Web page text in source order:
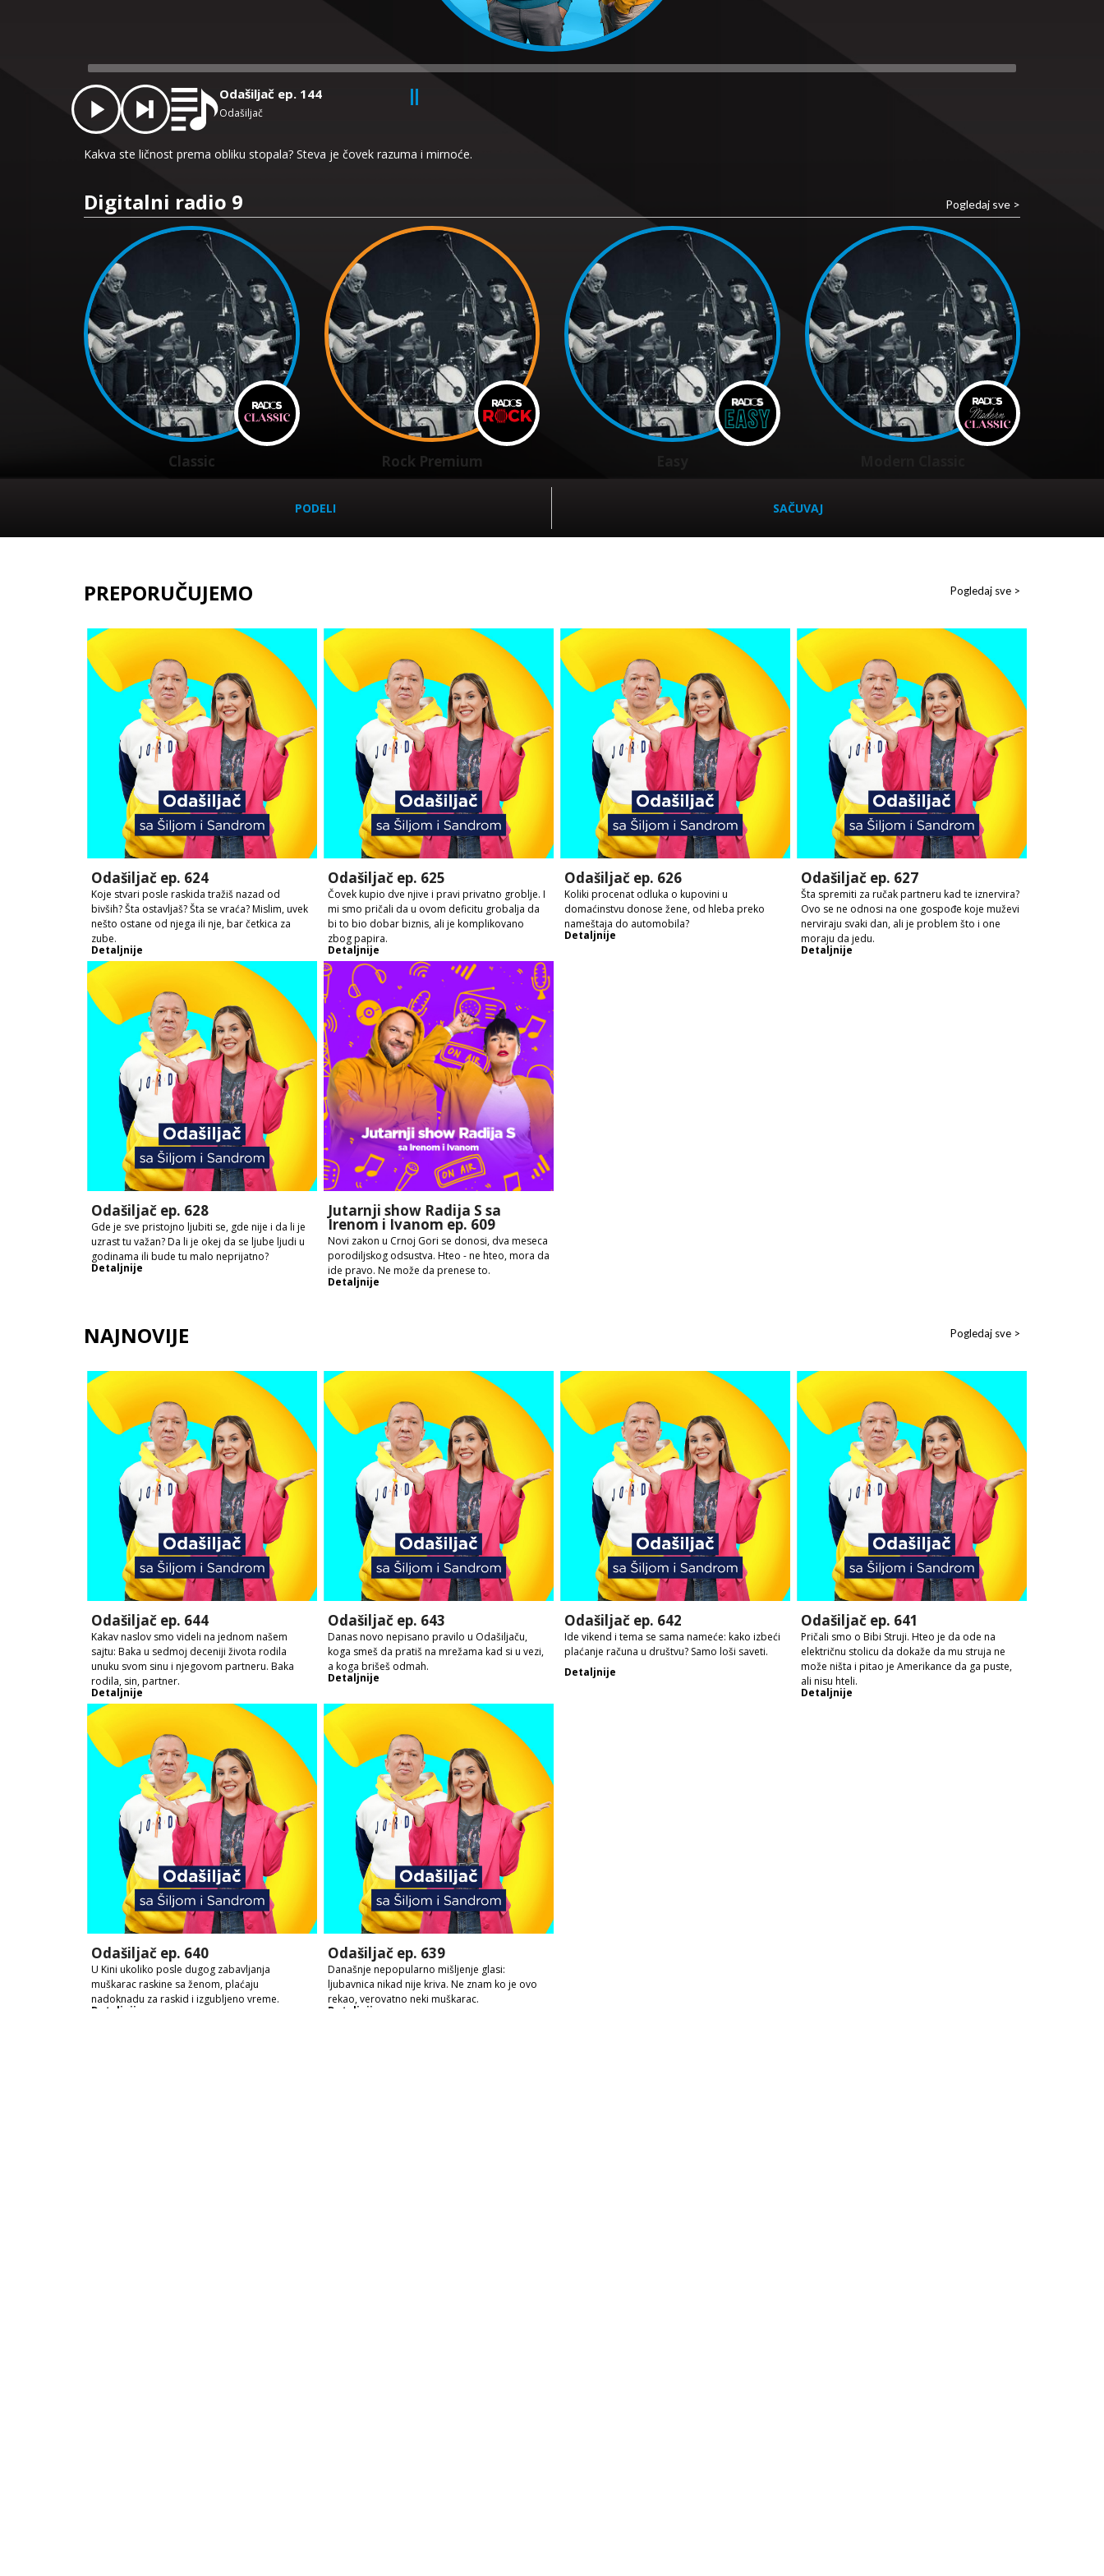
Player
Odašiljač ep. 144
Odašiljač
Kakva ste ličnost prema obliku stopala? Steva je čovek razuma i mirnoće.
Digitalni radio 9 Pogledaj sve >
Classic Rock Premium
PODELI SAČUVAJ
PREPORUČUJEMO Pogledaj sve >
Odašiljač ep. 624
Koje stvari posle raskida tražiš nazad od
bivših? Šta ostavljaš? Šta se vraća? Mislim, uvek
nešto ostane od njega ili nje, bar četkica za
zube.
Detaljnije
Odašiljač ep. 625
Čovek kupio dve njive i pravi privatno groblje. I
mi smo pričali da u ovom deficitu grobalja da
bi to bio dobar biznis, ali je komplikovano
zbog papira.
Detaljnije
Odašiljač ep. 626
Koliki procenat odluka o kupovini u
domaćinstvu donose žene, od hleba preko
nameštaja do automobila?
Detaljnije
Odašiljač ep. 627
Šta spremiti za ručak partneru kad te iznervira?
Ovo se ne odnosi na one gospođe koje muževi
nerviraju svaki dan, ali je problem što i one
moraju da jedu.
Detaljnije
Odašiljač ep. 628
Gde je sve pristojno ljubiti se, gde nije i da li je
uzrast tu važan? Da li je okej da se ljube ljudi u
godinama ili bude tu malo neprijatno?
Detaljnije
Jutarnji show Radija S sa
Irenom i Ivanom ep. 609
Novi zakon u Crnoj Gori se donosi, dva meseca
porodiljskog odsustva. Hteo - ne hteo, mora da
ide pravo. Ne može da prenese to.
Detaljnije
NAJNOVIJE Pogledaj sve >
Odašiljač ep. 644
Kakav naslov smo videli na jednom našem
sajtu: Baka u sedmoj deceniji života rodila
unuku svom sinu i njegovom partneru. Baka
rodila, sin, partner.
Detaljnije
Odašiljač ep. 643
Danas novo nepisano pravilo u Odašiljaču,
koga smeš da pratiš na mrežama kad si u vezi,
a koga brišeš odmah.
Detaljnije
Odašiljač ep. 642
Ide vikend i tema se sama nameće: kako izbeći
plaćanje računa u društvu? Samo loši saveti.
Detaljnije
Odašiljač ep. 641
Pričali smo o Bibi Struji. Hteo je da ode na
električnu stolicu da dokaže da mu struja ne
može ništa i pitao je Amerikance da ga puste,
ali nisu hteli.
Detaljnije
Odašiljač ep. 640
U Kini ukoliko posle dugog zabavljanja
muškarac raskine sa ženom, plaćaju
nadoknadu za raskid i izgubljeno vreme.
Detaljnije
Odašiljač ep. 639
Današnje nepopularno mišljenje glasi:
ljubavnica nikad nije kriva. Ne znam ko je ovo
rekao, verovatno neki muškarac.
Detaljnije